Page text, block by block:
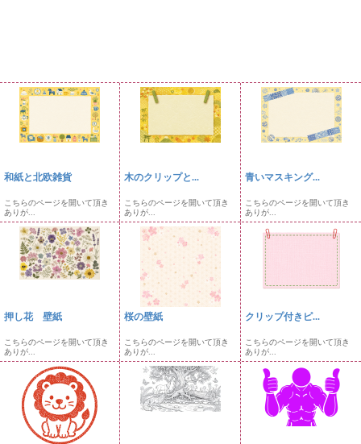
和紙と北欧雑貨
こちらのページを開いて頂き
ありが...
木のクリップと...
こちらのページを開いて頂き
ありが...
青いマスキング...
こちらのページを開いて頂き
ありが...
押し花 壁紙
こちらのページを開いて頂き
ありが...
桜の壁紙
こちらのページを開いて頂き
ありが...
クリップ付きピ...
こちらのページを開いて頂き
ありが...